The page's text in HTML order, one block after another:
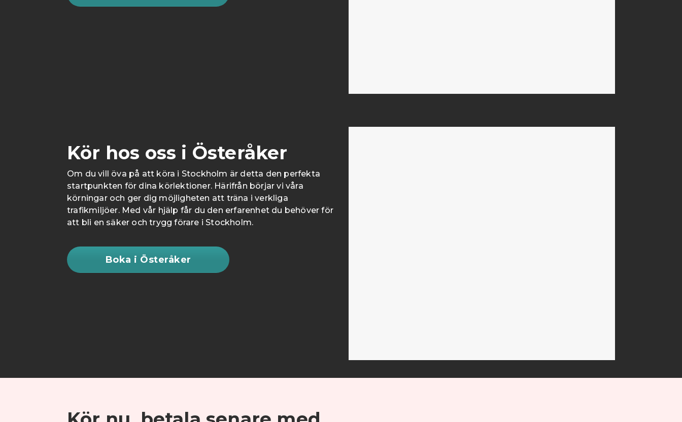
Kör hos oss i Österåker
Om du vill öva på att köra i Stockholm är detta den perfekta
startpunkten för dina körlektioner. Härifrån börjar vi våra
körningar och ger dig möjligheten att träna i verkliga
trafikmiljöer. Med vår hjälp får du den erfarenhet du behöver för
att bli en säker och trygg förare i Stockholm.
Boka i Österåker